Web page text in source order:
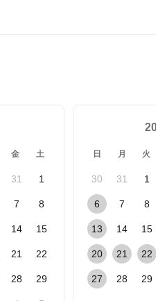
金 土
31 1
7 8
14 15
21 22
28 29
日 月 火
30 31 1
6 7 8
13 14 15
20 21 22
27 28 29